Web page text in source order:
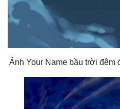
Ảnh Your Name bầu trời đêm